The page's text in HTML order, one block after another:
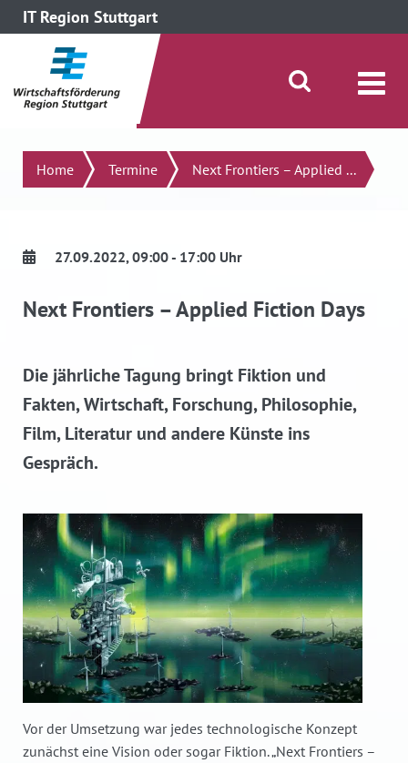
IT Region Stuttgart
direkt zum Inhalt dieser Seite
direkt zum Menü springen
Suche öffnen/schließen
Suchen
Home Termine Next Frontiers – Applied ...
27.09.2022, 09:00 - 17:00 Uhr
Next Frontiers – Applied Fiction Days
Die jährliche Tagung bringt Fiktion und
Fakten, Wirtschaft, Forschung, Philosophie,
Film, Literatur und andere Künste ins
Gespräch.
Vor der Umsetzung war jedes technologische Konzept
zunächst eine Vision oder sogar Fiktion. „Next Frontiers –